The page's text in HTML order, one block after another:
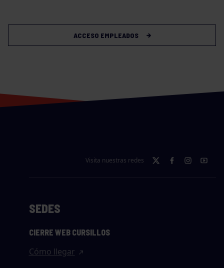
ACCESO EMPLEADOS
Visita nuestras redes
SEDES
CIERRE WEB CURSILLOS
Cómo llegar